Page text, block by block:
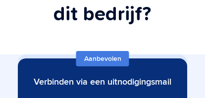
dit bedrijf?
Verbinden via een uitnodigingsmail
Aanbevolen